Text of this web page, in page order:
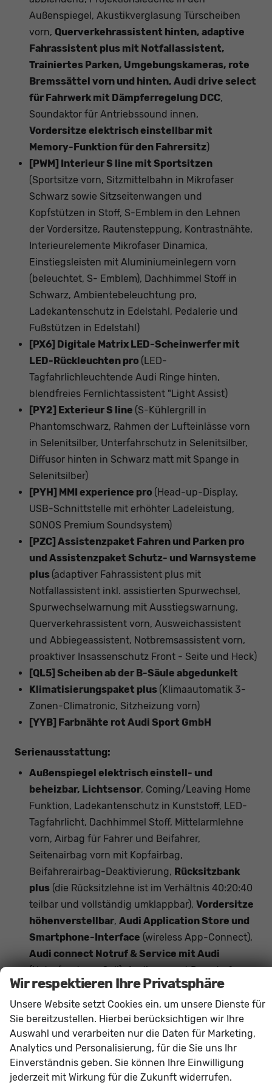
Außenspiegel, Akustikverglasung Türscheiben
vorn, Querverkehrassistent hinten, adaptive
Fahrassistent plus mit Notfallassistent,
Trainiertes Parken, Umgebungskameras, rote
Bremssättel vorn und hinten, Audi drive select
für Fahrwerk mit Dämpferregelung DCC,
Soundaktor für Antriebssound innen,
Vordersitze elektrisch einstellbar mit
Memory-Funktion für den Fahrersitz)
[PWM] Interieur S line mit Sportsitzen
(Sportsitze vorn, Sitzmittelbahn in Mikrofaser
Schwarz sowie Sitzseitenwangen und
Kopfstützen in Stoff, S-Emblem in den Lehnen
der Vordersitze, Rautensteppung, Kontrastnähte,
Interieurelemente Mikrofaser Dinamica,
Einstiegsleisten mit Aluminiumeinlegern vorn
(beleuchtet, S- Emblem), Dachhimmel Stoff in
Schwarz, Ambientebeleuchtung pro,
Ladekantenschutz in Edelstahl, Pedalerie und
Fußstützen in Edelstahl)
[PX6] Digitale Matrix LED-Scheinwerfer mit
LED-Rückleuchten pro (LED-
Tagfahrlichleuchtende Audi Ringe hinten,
blendfreies Fernlichtassistent "Light Assist)
[PY2] Exterieur S line (S-Kühlergrill in
Phantomschwarz, Rahmen der Lufteinlässe vorn
in Selenitsilber, Unterfahrschutz in Selenitsilber,
Diffusor hinten in Schwarz matt mit Spange in
Selenitsilber)
[PYH] MMI experience pro (Head-up-Display,
USB-Schnittstelle mit erhöhter Ladeleistung,
SONOS Premium Soundsystem)
[PZC] Assistenzpaket Fahren und Parken pro
und Assistenzpaket Schutz- und Warnsysteme
plus (adaptiver Fahrassistent plus mit
Notfallassistent inkl. assistierten Spurwechsel,
Spurwechselwarnung mit Ausstiegswarnung,
Querverkehrassistent vorn, Ausweichassistent
und Abbiegeassistent, Notbremsassistent vorn,
proaktiver Insassenschutz Front - Seite und Heck)
[QL5] Scheiben ab der B-Säule abgedunkelt
Klimatisierungspaket plus (Klimaautomatik 3-
Zonen-Climatronic, Sitzheizung vorn)
[YYB] Farbnähte rot Audi Sport GmbH
Serienausstattung:
Außenspiegel elektrisch einstell- und
beheizbar, Lichtsensor, Coming/Leaving Home
Funktion, Ladekantenschutz in Kunststoff, LED-
Tagfahrlicht, Dachhimmel Stoff, Mittelarmlehne
vorn, Airbag für Fahrer und Beifahrer,
Seitenairbag vorn mit Kopfairbag,
Beifahrerairbag-Deaktivierung, Rücksitzbank
plus (die Rücksitzlehne ist im Verhältnis 40:20:40
teilbar und vollständig umklappbar), Vordersitze
höhenverstellbar, Audi Application Store und
Smartphone-Interface (wireless App-Connect),
Audi connect Notruf & Service mit Audi
(Notrufsystem eCall), Audi connect Remote &
Control,Audi virtual Cockpit plus(11,9 Zoll
Farbdisplay, Bordcomputer), MMI experience
plus, Audi connect Navigation & Infotainment,
Audi Soundsystem(10 Lautsprecher inkl.
Centerspeaker und Subwoofer),Digitaler
Radioempfang DAB+, MMI Radio-
Navigationssystem plus mit MMI touch
Wir respektieren Ihre Privatsphäre
Unsere Website setzt Cookies ein, um unsere Dienste für
Sie bereitzustellen. Hierbei berücksichtigen wir Ihre
Auswahl und verarbeiten nur die Daten für Marketing,
Analytics und Personalisierung, für die Sie uns Ihr
Einverständnis geben. Sie können Ihre Einwilligung
jederzeit mit Wirkung für die Zukunft widerrufen.